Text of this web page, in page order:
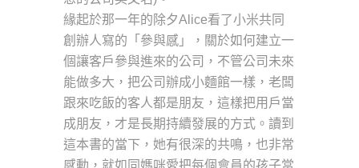
緣起於那一年的除夕Alice看了小米共同
創辦人寫的「參與感」，關於如何建立一
個讓客戶參與進來的公司，不管公司未來
能做多大，把公司辦成小麵館一樣，老闆
跟來吃飯的客人都是朋友，這樣把用戶當
成朋友，才是長期持續發展的方式。讀到
這本書的當下，她有很深的共鳴，也非常